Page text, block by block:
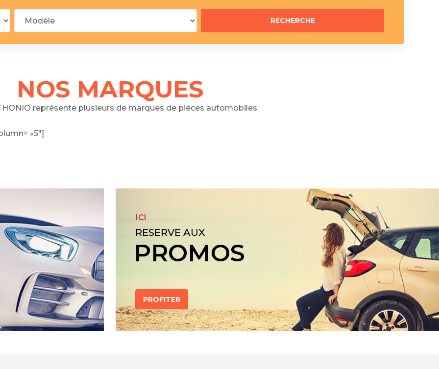
NOS MARQUES
représente plusieurs de marques de pièces automobiles.
»5″]
ICI
RESERVE AUX
PROMOS
PROFITER